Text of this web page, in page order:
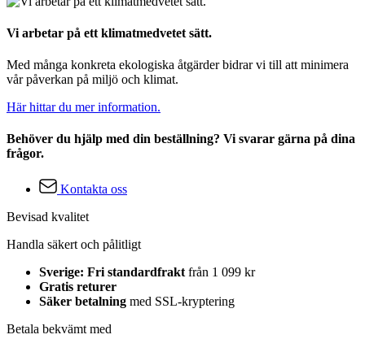
Vi arbetar på ett klimatmedvetet sätt.
Med många konkreta ekologiska åtgärder bidrar vi till att minimera
vår påverkan på miljö och klimat.
Här hittar du mer information.
Behöver du hjälp med din beställning? Vi svarar gärna på dina
frågor.
Kontakta oss
Bevisad kvalitet
Handla säkert och pålitligt
Sverige: Fri standardfrakt från 1 099 kr
Gratis returer
Säker betalning med SSL-kryptering
Betala bekvämt med